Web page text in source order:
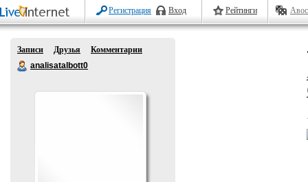
Регистрация Вход Рейтинги
Записи Друзья
Комментарии
analisatalbott0